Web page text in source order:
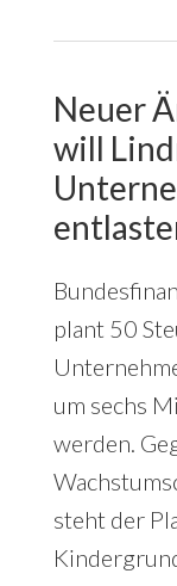
Neuer
will
plant 50
um sechs
werden.
steht der